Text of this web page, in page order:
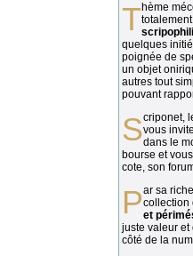
Thème méconnu des collectionneurs et
quelques
poignée de
un objet
autres tout
pouvant
vous
dans le
bourse et
cote, son
Par sa richesse et sa diversité, lacollection
et
juste valeur et
côté de la